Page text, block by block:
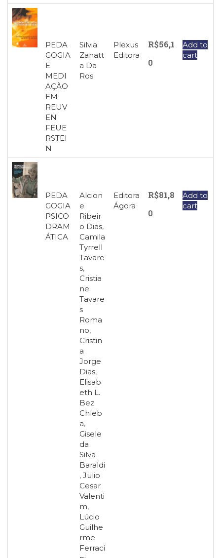
Neurolingüística)
(41)
Psicodrama
(200)
Psicologia,
Psicoterapia
Publicidade,
Propaganda
Marketing
Puericultura
Rádio
(8)
Relações
Públicas
e
Comunicação
Empresarial
Espiritualidade,
PEDA
GOGIA
E
MEDI
AÇÃO
EM
REUV
EN
FEUE
RSTEI
N
Silvia
Zanatt
a Da
Ros
Plexus
Editora
R$56,1
0
Add to
cart
PEDA
GOGIA
PSICO
DRAM
ÁTICA
Alcion
e
Ribeir
o Dias,
Camila
Tyrrell
Tavare
s,
Cristia
ne
Tavare
s
Roma
no,
Cristin
a
Jorge
Dias,
Elisab
eth L.
Bez
Chleb
a,
Gisele
da
Silva
Baraldi
, Julio
Cesar
Valenti
m,
Lúcio
Guilhe
rme
Ferraci
Editora
Ágora
R$81,8
0
Add to
cart